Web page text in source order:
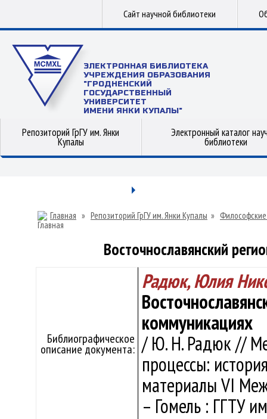
Сайт научной библиотеки
ЭЛЕКТРОННАЯ БИБЛИОТЕКА
УЧРЕЖДЕНИЯ ОБРАЗОВАНИЯ
"ГРОДНЕНСКИЙ
ГОСУДАРСТВЕННЫЙ
УНИВЕРСИТЕТ
ИМЕНИ ЯНКИ КУПАЛЫ"
Репозиторий ГрГУ им. Янки
Купалы
Электронный каталог
библиотеки
Главная » Репозиторий ГрГУ им. Янки Купалы »
Восточнославянский
Библиографическое
описание документа:
Радюк, Юлия
коммуникациях
/ Ю. Н. Радюк //
процессы:
материалы VI
– Гомель : ГГТУ